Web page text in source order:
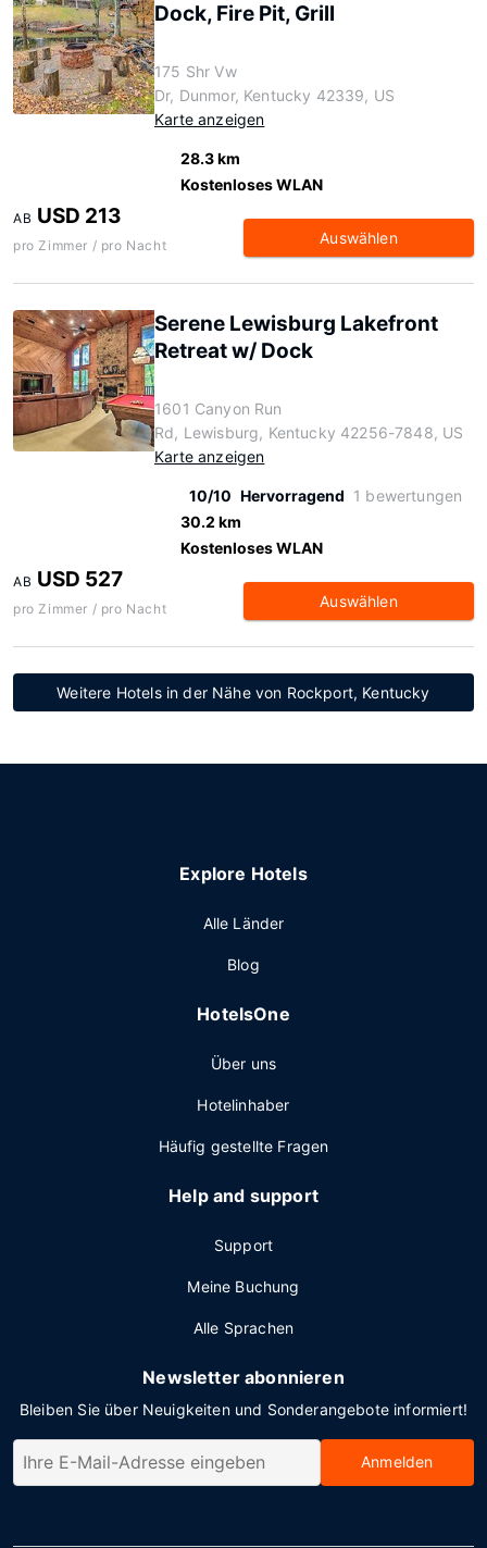
Dock, Fire Pit, Grill
175 Shr Vw
Dr, Dunmor, Kentucky 42339, US
Karte anzeigen
28.3 km
Kostenloses WLAN
AB USD 213
pro Zimmer / pro Nacht Auswählen
Serene Lewisburg Lakefront
Retreat w/ Dock
1601 Canyon Run
Rd, Lewisburg, Kentucky 42256-7848, US
Karte anzeigen
10/10 Hervorragend 1 bewertungen
30.2 km
Kostenloses WLAN
AB USD 527
pro Zimmer / pro Nacht Auswählen
Weitere Hotels in der Nähe von Rockport, Kentucky
Explore Hotels
Alle Länder
Blog
HotelsOne
Über uns
Hotelinhaber
Häufig gestellte Fragen
Help and support
Support
Meine Buchung
Alle Sprachen
Newsletter abonnieren
Bleiben Sie über Neuigkeiten und Sonderangebote informiert!
Anmelden